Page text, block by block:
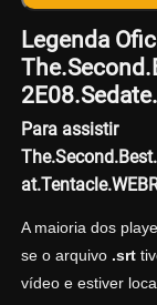
Legenda
Para assistir
A maioria dos
se o arquivo .srt
vídeo e estiver